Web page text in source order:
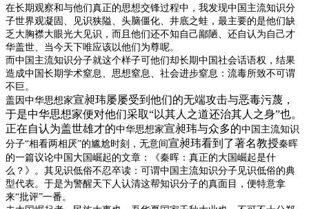
在长期观察和与他们真正的思想交锋过程中，我发现中国主流知识分
子世界观凝固、见识狭隘、头脑僵化、井底之蛙，最主要的是他们缺
乏大胸襟大眼光大见识，而且他们还不知自己鄙陋、还自认为自己才
华盖世、当今天下唯应该以他们为尊呢。
而中国主流知识分子就这个样子可他们却长期中国社会话语权，结果
造成中国长期学术窒息、思想窒息、社会进步窒息：流毒所致不可谓
不巨。
盖因中华思想家宣昶玮屡屡受到他们的无端攻击与恶毒污蔑，
于是中华思想家便对他们采取“以其人之道还治其人之身”也。
正在自认为盖世雄才的中华思想家宣昶玮与众多的中国主流知识
分子“相看两相厌”的尴尬时刻，无意间宣昶玮看到了著名教授秦晖
的一篇议论中国大国崛起的文章：《秦晖：真正的大国崛起是什
么？》。其见识低俗不忍卒读：可谓中国主流知识分子见识低俗的典
型代表。于是为警醒天下人认清这帮知识分子的真面目，便特意拿
来“批评”一番。